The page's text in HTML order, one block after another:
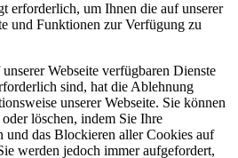
erforderlich, um Ihnen die auf unserer
und Funktionen zur Verfügung zu
Webseite verfügbaren Dienste
sind, hat die Ablehnung
unserer Webseite. Sie können
löschen, indem Sie Ihre
und das Blockieren aller Cookies auf
werden jedoch immer aufgefordert,